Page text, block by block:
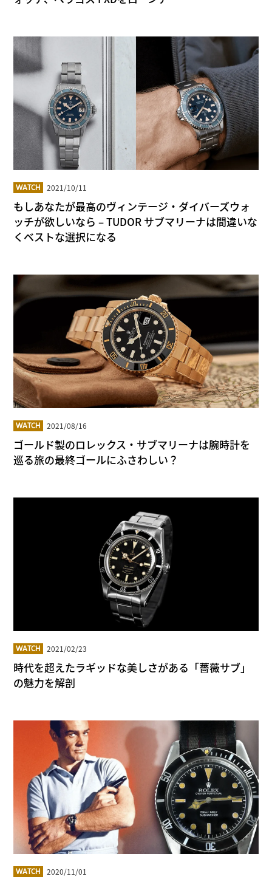
WATCH 2021/10/11
もしあなたが最高のヴィンテージ・ダイバーズウォ
ッチが欲しいなら – TUDOR サブマリーナは間違いな
くベストな選択になる
WATCH 2021/08/16
ゴールド製のロレックス・サブマリーナは腕時計を
巡る旅の最終ゴールにふさわしい？
WATCH 2021/02/23
時代を超えたラギッドな美しさがある「薔薇サブ」
の魅力を解剖
WATCH 2020/11/01